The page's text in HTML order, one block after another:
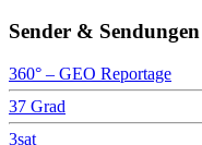
Sender & Sendungen
360° – GEO Reportage
37 Grad
3sat